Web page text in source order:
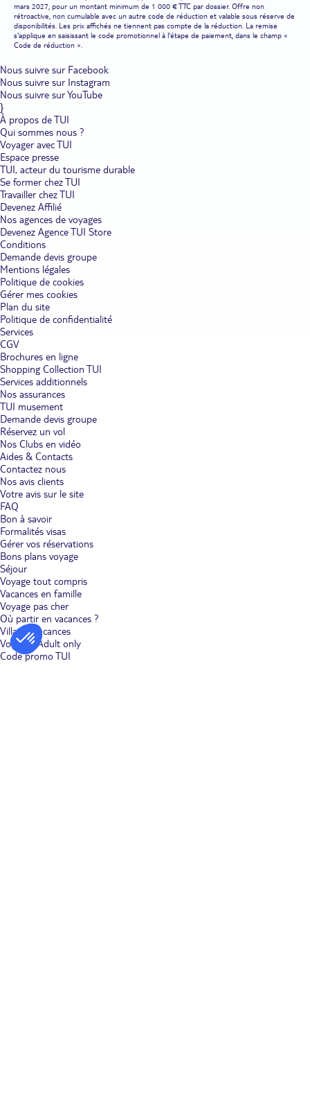
mars 2027, pour un montant minimum de 1 000 € TTC par dossier. Offre non
rétroactive, non cumulable avec un autre code de réduction et valable sous réserve de
disponibilités. Les prix affichés ne tiennent pas compte de la réduction. La remise
s'applique en saisissant le code promotionnel à l'étape de paiement, dans le champ «
Code de réduction ».
Nous suivre sur Facebook
Nous suivre sur Instagram
Nous suivre sur YouTube
}
À propos de TUI
Qui sommes nous ?
Voyager avec TUI
Espace presse
TUI, acteur du tourisme durable
Se former chez TUI
Travailler chez TUI
Devenez Affilié
Nos agences de voyages
Devenez Agence TUI Store
Conditions
Demande devis groupe
Mentions légales
Politique de cookies
Gérer mes cookies
Plan du site
Politique de confidentialité
Services
CGV
Brochures en ligne
Shopping Collection TUI
Services additionnels
Nos assurances
TUI musement
Demande devis groupe
Réservez un vol
Nos Clubs en vidéo
Aides & Contacts
Contactez nous
Nos avis clients
Votre avis sur le site
FAQ
Bon à savoir
Formalités visas
Gérer vos réservations
Bons plans voyage
Séjour
Voyage tout compris
Vacances en famille
Voyage pas cher
Où partir en vacances ?
Villages vacances
Voyages Adult only
Code promo TUI